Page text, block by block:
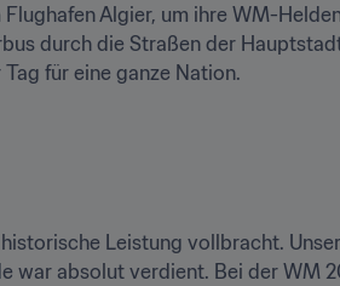
Algier, um ihre WM-
durch die Straßen der
für eine ganze Nation.
Leistung vollbracht.
war absolut verdient. Bei der WM